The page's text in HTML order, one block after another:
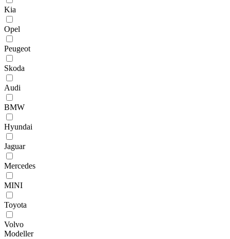
Kia
Opel
Peugeot
Skoda
Audi
BMW
Hyundai
Jaguar
Mercedes
MINI
Toyota
Volvo
Modeller